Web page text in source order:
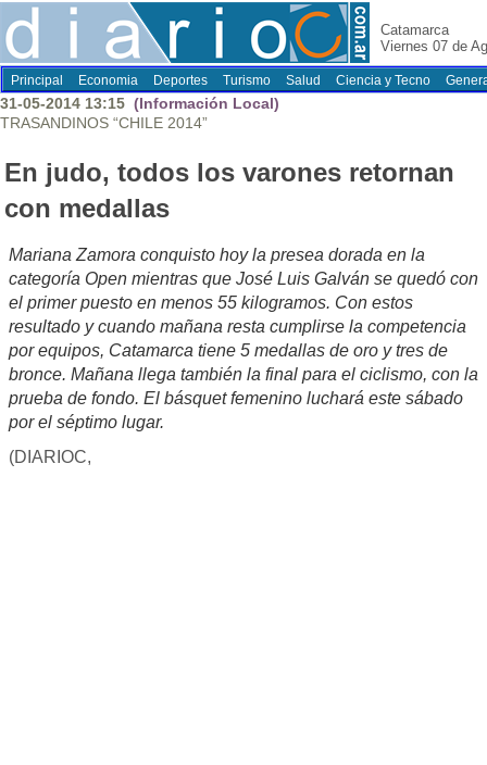
Catamarca
Viernes 07 de
Principal Economia Deportes Turismo Salud Ciencia y Tecno
31-05-2014 13:15 (Información Local)
TRASANDINOS “CHILE 2014”
En judo, todos los varones retornan
con medallas
Mariana Zamora conquisto hoy la presea dorada en la
categoría Open mientras que José Luis Galván se quedó con
el primer puesto en menos 55 kilogramos. Con estos
resultado y cuando mañana resta cumplirse la competencia
por equipos, Catamarca tiene 5 medallas de oro y tres de
bronce. Mañana llega también la final para el ciclismo, con la
prueba de fondo. El básquet femenino luchará este sábado
por el séptimo lugar.
(DIARIOC,